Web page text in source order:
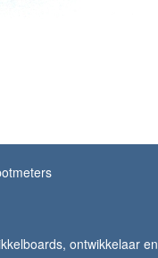
ontwikkelaar en